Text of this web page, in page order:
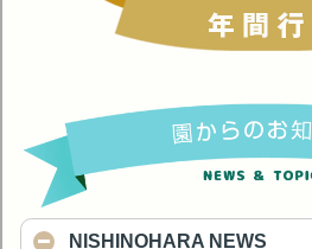
NISHINOHARA NEWS